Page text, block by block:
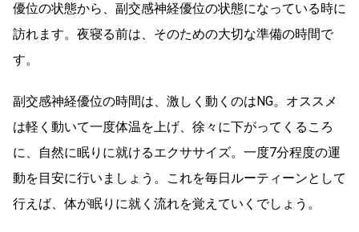
優位の状態から、副交感神経優位の状態になっている時に
訪れます。夜寝る前は、そのための大切な準備の時間で
す。
副交感神経優位の時間は、激しく動くのはNG。オススメ
は軽く動いて一度体温を上げ、徐々に下がってくるころ
に、自然に眠りに就けるエクササイズ。一度7分程度の運
動を目安に行いましょう。これを毎日ルーティーンとして
行えば、体が眠りに就く流れを覚えていくでしょう。